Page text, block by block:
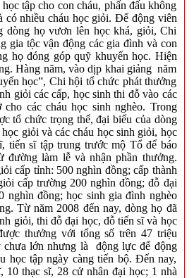
tập cho con cháu, phấn đấu không
có nhiều cháu học giỏi. Để động viên
dòng họ vươn lên học khá, giỏi, Chi
gia tộc vận động các gia đình và con
họ đóng góp quỹ khuyến học. Hiện
Hàng năm, vào dịp khai giảng năm
học”, Chi hội tổ chức phát thưởng
giỏi các cấp, học sinh thi đỗ vào các
các cháu học sinh nghèo. Trong
tổ chức trọng thể, đại biểu của dòng
giỏi và các cháu học sinh giỏi, học
tiến sĩ tập trung trước mộ Tổ để báo
đường làm lễ và nhận phần thưởng.
cấp tỉnh: 500 nghìn đồng; cấp thành
cấp trường 200 nghìn đồng; đỗ đại
nghìn đồng; học sinh gia đình nghèo
Từ năm 2008 đến nay, dòng họ đã
giỏi, thi đỗ đại học, đỗ tiến sĩ và học
thưởng với tổng số trên 47 triệu
chưa lớn nhưng là động lực để động
học tập ngày càng tiến bộ. Đến nay,
10 thạc sĩ, 28 cử nhân đại học; 1 nhà